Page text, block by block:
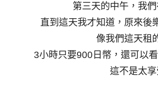
第三天的中午，我
直到這天我才知道，原來後
像我們這天租
3小時只要900日幣，還可以
這不是太享